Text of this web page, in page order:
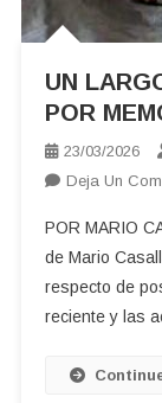
UN
POR
23/03/2026
Deja Un
POR MARIO
de Mario
respecto de
reciente y las